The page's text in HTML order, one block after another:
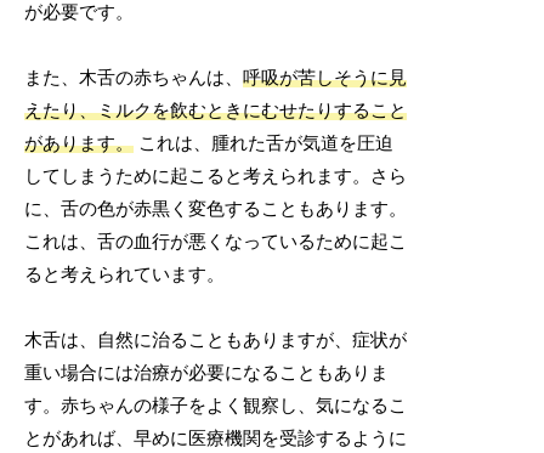
が必要です。
また、木舌の赤ちゃんは、呼吸が苦しそうに見
えたり、ミルクを飲むときにむせたりすること
があります。 これは、腫れた舌が気道を圧迫
してしまうために起こると考えられます。さら
に、舌の色が赤黒く変色することもあります。
これは、舌の血行が悪くなっているために起こ
ると考えられています。
木舌は、自然に治ることもありますが、症状が
重い場合には治療が必要になることもありま
す。赤ちゃんの様子をよく観察し、気になるこ
とがあれば、早めに医療機関を受診するように